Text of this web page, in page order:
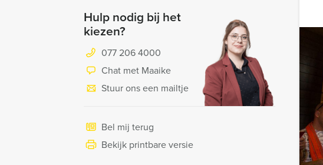
Hulp nodig bij het
kiezen?
077 206 4000
Chat met Maaike
Stuur ons een mailtje
Bel mij terug
Bekijk printbare versie